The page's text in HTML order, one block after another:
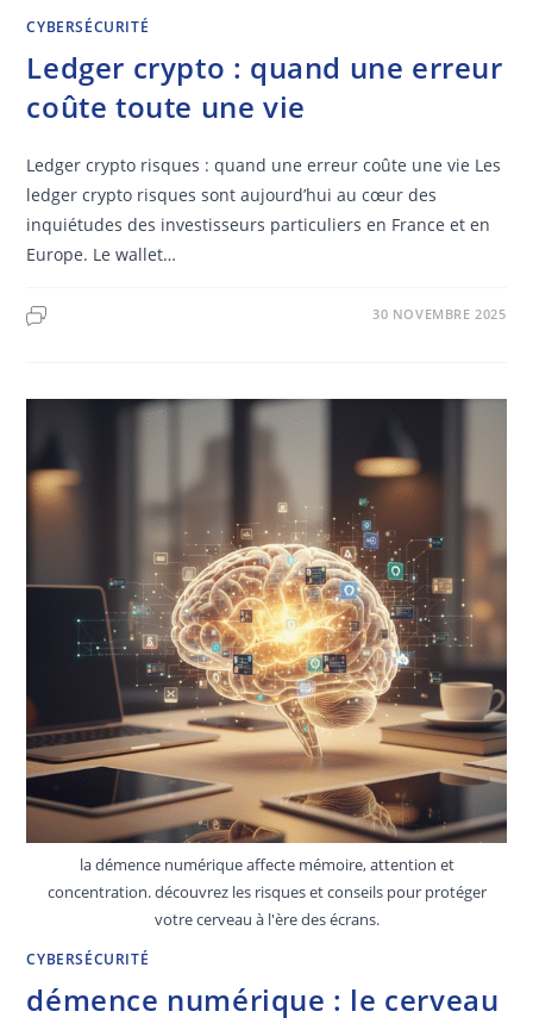
CYBERSÉCURITÉ
Ledger crypto : quand une erreur
coûte toute une vie
Ledger crypto risques : quand une erreur coûte une vie Les
ledger crypto risques sont aujourd’hui au cœur des
inquiétudes des investisseurs particuliers en France et en
Europe. Le wallet…
30 NOVEMBRE 2025
la démence numérique affecte mémoire, attention et
concentration. découvrez les risques et conseils pour protéger
votre cerveau à l'ère des écrans.
CYBERSÉCURITÉ
démence numérique : le cerveau